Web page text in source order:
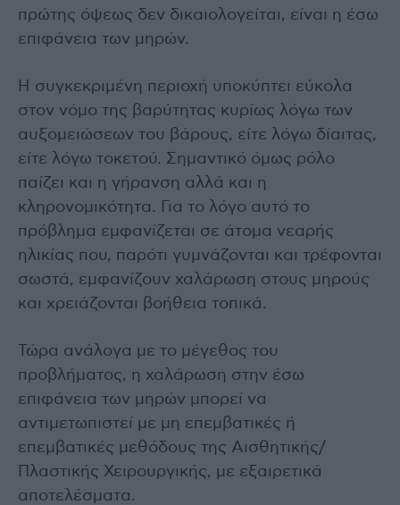
πρώτης όψεως δεν δικαιολογείται, είναι η έσω
επιφάνεια των μηρών.
Η συγκεκριμένη περιοχή υποκύπτει εύκολα
στον νόμο της βαρύτητας κυρίως λόγω των
αυξομειώσεων του βάρους, είτε λόγω δίαιτας,
είτε λόγω τοκετού. Σημαντικό όμως ρόλο
παίζει και η γήρανση αλλά και η
κληρονομικότητα. Για το λόγο αυτό το
πρόβλημα εμφανίζεται σε άτομα νεαρής
ηλικίας που, παρότι γυμνάζονται και τρέφονται
σωστά, εμφανίζουν χαλάρωση στους μηρούς
και χρειάζονται βοήθεια τοπικά.
Τώρα ανάλογα με το μέγεθος του
προβλήματος, η χαλάρωση στην έσω
επιφάνεια των μηρών μπορεί να
αντιμετωπιστεί με μη επεμβατικές ή
επεμβατικές μεθόδους της Αισθητικής/
Πλαστικής Χειρουργικής, με εξαιρετικά
αποτελέσματα.